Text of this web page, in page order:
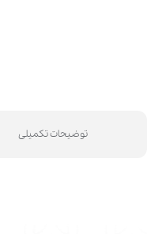
توضیحات تکمیلی